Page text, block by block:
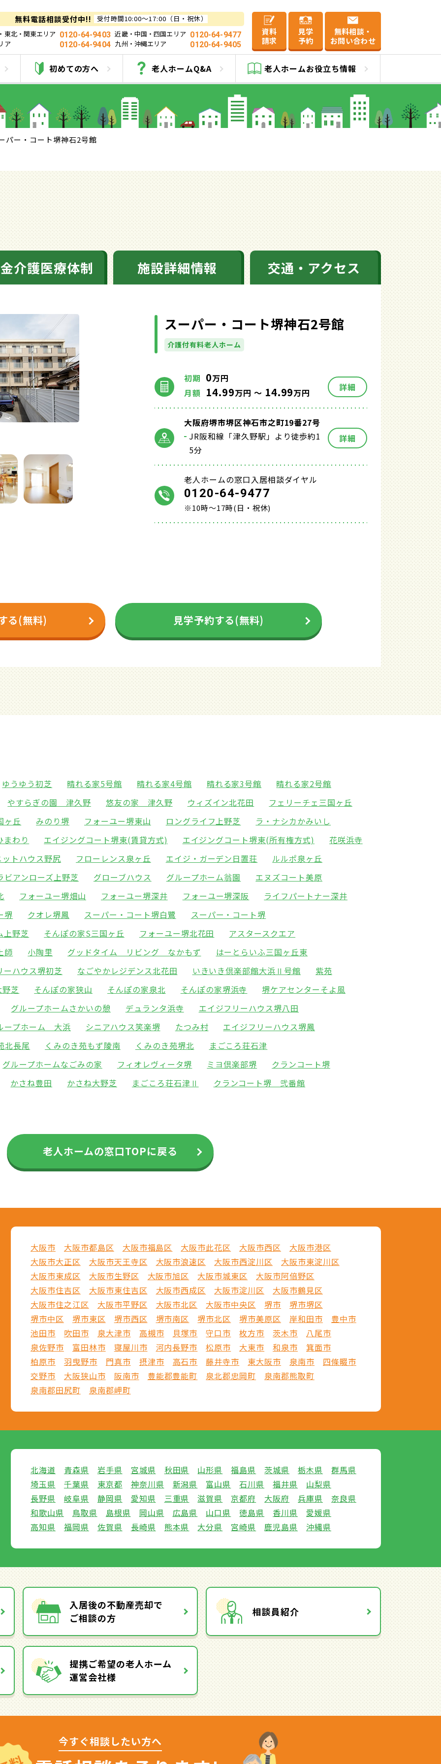
無料電話相談受付中!!
受付時間10:00～17:00（日・祝休）
東北・関東エリア 0120-64-9403 近畿・中国・四国エリア 0120-64-9477
ア
0120-64-9404 九州・沖縄エリア 0120-64-9405
資料
請求
見学
予約
無料相談・
お問い合わせ
初めての方へ 老人ホームQ&A 老人ホームお役立ち情報
ー・コート堺神石2号館
パー・コート堺神石2号館
介護医療体制 施設詳細情報 交通・アクセス
スーパー・コート堺神石2号館
介護付有料老人ホーム
初期 0万円
月額 14.99万円 ～ 14.99万円 詳細
大阪府堺市堺区神石市之町19番27号
JR阪和線「津久野駅」より徒歩約1
5分
詳細
老人ホームの窓口入居相談ダイヤル
0120-64-9477
※10時～17時(日・祝休)
る(無料) 見学予約する(無料)
ゆうゆう初芝 晴れる家5号館 晴れる家4号館 晴れる家3号館
晴れる家2号館
やすらぎの園 津久野
悠友の家 津久野 ウィズイン北花田
フェリーチェ三国ヶ丘
ヶ丘
みのり堺 フォーユー堺東山 ロングライフ上野芝
ラ・ナシカかみいし
まわり
エイジングコート堺東(賃貸方式) エイジングコート堺東(所有権方式)
花咲浜寺
ットハウス野尻
フローレンス泉ヶ丘 エイジ・ガーデン日置荘
ルルポ泉ヶ丘
ビアンローズ上野芝
グローブハウス グループホーム翁園
エヌズコート美原
フォーユー堺畑山 フォーユー堺深井 フォーユー堺深阪
ライフパートナー深井
堺
クオレ堺鳳 スーパー・コート堺白鷺
スーパー・コート堺
上野芝
そんぽの家S三国ヶ丘 フォーユー堺北花田
アスタースクエア
師
小陶里 グッドタイム リビング なかもず
はーとらいふ三国ヶ丘東
ーハウス堺初芝
なごやかレジデンス北花田 いきいき倶楽部館大浜Ⅱ号館
紫苑
芝
そんぽの家狭山 そんぽの家泉北 そんぽの家堺浜寺
堺ケアセンターそよ風
グループホームさかいの憩
デュランタ浜寺
エイジフリーハウス堺八田
ープホーム 大浜
シニアハウス笑楽堺 たつみ村
エイジフリーハウス堺鳳
北長尾
くみのき苑もず陵南 くみのき苑堺北
まごころ荘石津
グループホームなごみの家
フィオレヴィータ堺 ミヨ倶楽部堺
クランコート堺
かさね豊田
かさね大野芝 まごころ荘石津Ⅱ クランコート堺 弐番館
老人ホームの窓口TOPに戻る
大阪市 大阪市都島区 大阪市福島区 大阪市此花区 大阪市西区
大阪市港区
大阪市大正区
大阪市天王寺区 大阪市浪速区 大阪市西淀川区
大阪市東淀川区
大阪市東成区
大阪市生野区 大阪市旭区 大阪市城東区
大阪市阿倍野区
大阪市住吉区
大阪市東住吉区 大阪市西成区 大阪市淀川区
大阪市鶴見区
大阪市住之江区
大阪市平野区 大阪市北区 大阪市中央区 堺市
堺市堺区
堺市中区
堺市東区 堺市西区 堺市南区 堺市北区 堺市美原区 岸和田市
豊中市
池田市
吹田市 泉大津市 高槻市 貝塚市 守口市 枚方市 茨木市
八尾市
泉佐野市
富田林市 寝屋川市 河内長野市 松原市 大東市 和泉市
箕面市
柏原市
羽曳野市 門真市 摂津市 高石市 藤井寺市 東大阪市 泉南市
四條畷市
交野市
大阪狭山市 阪南市 豊能郡豊能町 泉北郡忠岡町
泉南郡熊取町
泉南郡田尻町
泉南郡岬町
北海道 青森県 岩手県 宮城県 秋田県 山形県 福島県 茨城県 栃木県
群馬県
埼玉県
千葉県 東京都 神奈川県 新潟県 富山県 石川県 福井県
山梨県
長野県
岐阜県 静岡県 愛知県 三重県 滋賀県 京都府 大阪府 兵庫県
奈良県
和歌山県
鳥取県 島根県 岡山県 広島県 山口県 徳島県 香川県
愛媛県
高知県
福岡県 佐賀県 長崎県 熊本県 大分県 宮崎県 鹿児島県 沖縄県
入居後の不動産売却で
ご相談の方
相談員紹介
提携ご希望の老人ホーム
運営会社様
今すぐ相談したい方へ